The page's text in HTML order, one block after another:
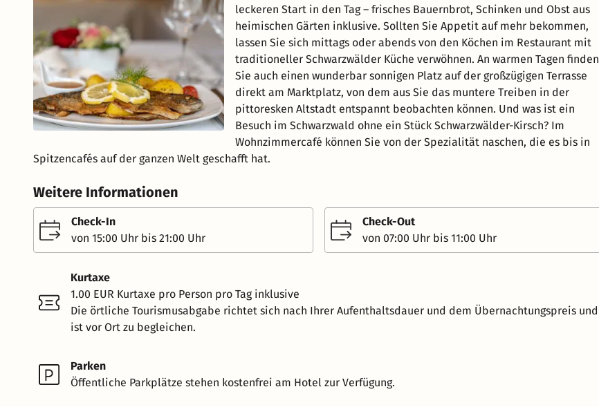
leckeren Start in den Tag – frisches Bauernbrot, Schinken und Obst aus
heimischen Gärten inklusive. Sollten Sie Appetit auf mehr bekommen,
lassen Sie sich mittags oder abends von den Köchen im Restaurant mit
traditioneller Schwarzwälder Küche verwöhnen. An warmen Tagen finden
Sie auch einen wunderbar sonnigen Platz auf der großzügigen Terrasse
direkt am Marktplatz, von dem aus Sie das muntere Treiben in der
pittoresken Altstadt entspannt beobachten können. Und was ist ein
Besuch im Schwarzwald ohne ein Stück Schwarzwälder-Kirsch? Im
Wohnzimmercafé können Sie von der Spezialität naschen, die es bis in
Spitzencafés auf der ganzen Welt geschafft hat.
Weitere Informationen
Check-In
von 15:00 Uhr bis 21:00 Uhr
Check-Out
von 07:00 Uhr bis 11:00 Uhr
Kurtaxe
1.00 EUR Kurtaxe pro Person pro Tag inklusive
Die örtliche Tourismusabgabe richtet sich nach Ihrer Aufenthaltsdauer und dem Übernachtungspreis und
ist vor Ort zu begleichen.
Parken
Öffentliche Parkplätze stehen kostenfrei am Hotel zur Verfügung.